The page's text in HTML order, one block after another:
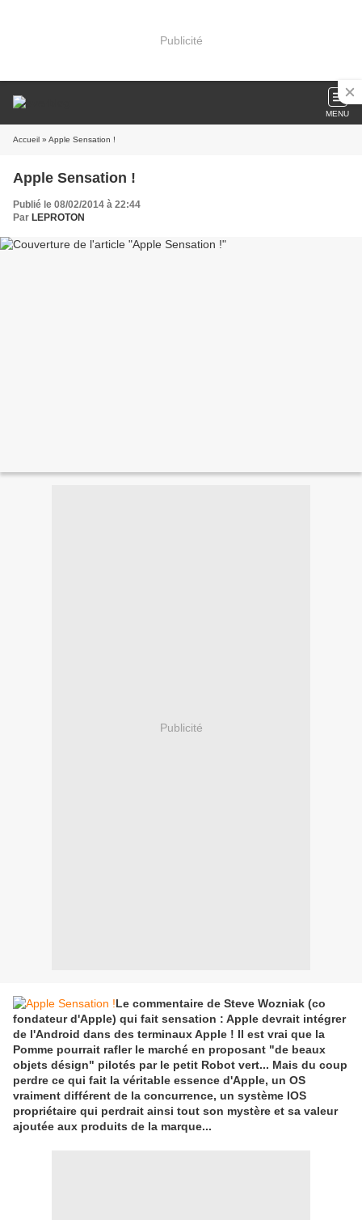
Publicité
MENU
Accueil » Apple Sensation !
Apple Sensation !
Publié le 08/02/2014 à 22:44
Par LEPROTON
Publicité
Le commentaire de Steve Wozniak (co
fondateur d'Apple) qui fait sensation : Apple devrait intégrer
de l'Android dans des terminaux Apple ! Il est vrai que la
Pomme pourrait rafler le marché en proposant "de beaux
objets désign" pilotés par le petit Robot vert... Mais du coup
perdre ce qui fait la véritable essence d'Apple, un OS
vraiment différent de la concurrence, un système IOS
propriétaire qui perdrait ainsi tout son mystère et sa valeur
ajoutée aux produits de la marque...